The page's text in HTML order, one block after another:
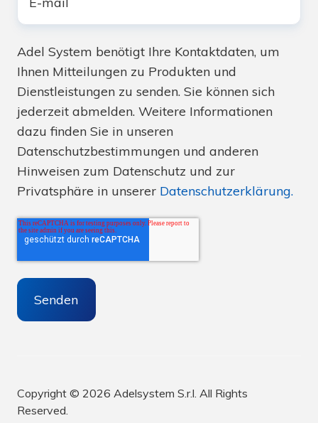
Mail*
Adel System benötigt Ihre Kontaktdaten, um
Ihnen Mitteilungen zu Produkten und
Dienstleistungen zu senden. Sie können sich
jederzeit abmelden. Weitere Informationen
dazu finden Sie in unseren
Datenschutzbestimmungen und anderen
Hinweisen zum Datenschutz und zur
Privatsphäre in unserer Datenschutzerklärung.
Copyright © 2026 Adelsystem S.r.l. All Rights
Reserved.